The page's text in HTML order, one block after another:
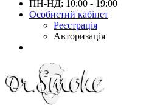
ПН-НД: 10:00 - 19:00
Особистий кабінет
Реєстрація
Авторизація